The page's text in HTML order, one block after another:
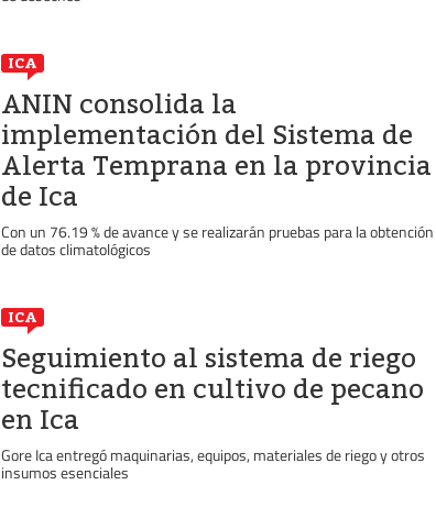
ICA
ANIN consolida la
implementación del Sistema de
Alerta Temprana en la provincia
de Ica
Con un 76.19 % de avance y se realizarán pruebas para la obtención
de datos climatológicos
ICA
Seguimiento al sistema de riego
tecnificado en cultivo de pecano
en Ica
Gore Ica entregó maquinarias, equipos, materiales de riego y otros
insumos esenciales